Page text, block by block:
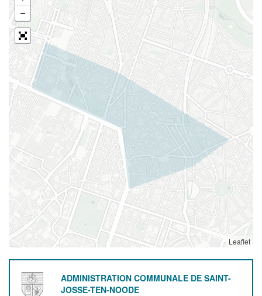
Leaflet
ADMINISTRATION COMMUNALE DE SAINT-
JOSSE-TEN-NOODE